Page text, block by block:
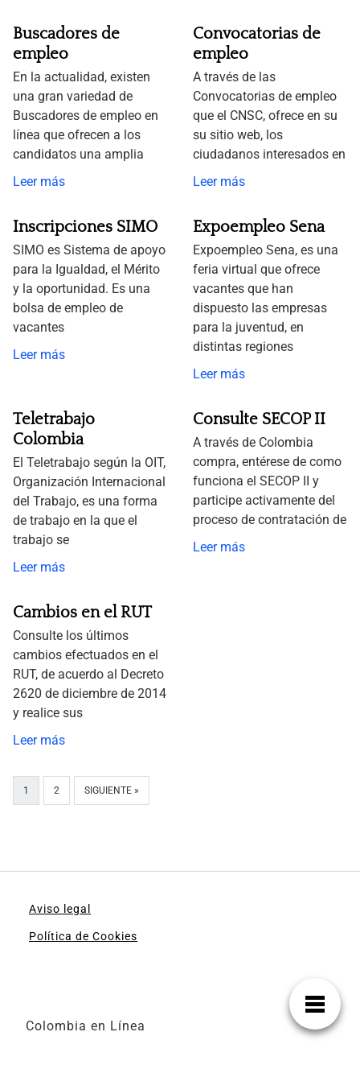
Buscadores de
empleo
En la actualidad, existen
una gran variedad de
Buscadores de empleo en
línea que ofrecen a los
candidatos una amplia
Leer más
Convocatorias de
empleo
A través de las
Convocatorias de empleo
que el CNSC, ofrece en su
su sitio web, los
ciudadanos interesados en
Leer más
Inscripciones SIMO
SIMO es Sistema de apoyo
para la Igualdad, el Mérito
y la oportunidad. Es una
bolsa de empleo de
vacantes
Leer más
Expoempleo Sena
Expoempleo Sena, es una
feria virtual que ofrece
vacantes que han
dispuesto las empresas
para la juventud, en
distintas regiones
Leer más
Teletrabajo
Colombia
El Teletrabajo según la OIT,
Organización Internacional
del Trabajo, es una forma
de trabajo en la que el
trabajo se
Leer más
Consulte SECOP II
A través de Colombia
compra, entérese de como
funciona el SECOP II y
participe activamente del
proceso de contratación de
Leer más
Cambios en el RUT
Consulte los últimos
cambios efectuados en el
RUT, de acuerdo al Decreto
2620 de diciembre de 2014
y realice sus
Leer más
1 2 SIGUIENTE »
Aviso legal
Política de Cookies
Colombia en Línea